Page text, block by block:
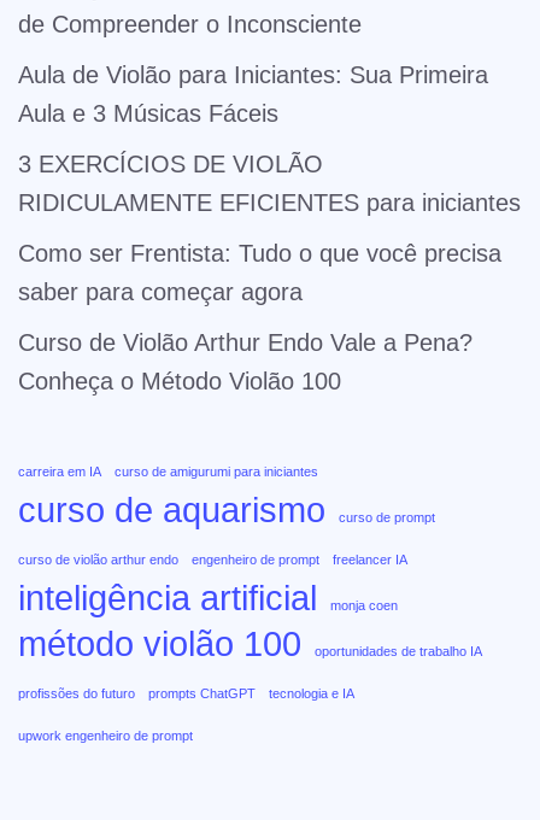
de Compreender o Inconsciente
Aula de Violão para Iniciantes: Sua Primeira
Aula e 3 Músicas Fáceis
3 EXERCÍCIOS DE VIOLÃO
RIDICULAMENTE EFICIENTES para iniciantes
Como ser Frentista: Tudo o que você precisa
saber para começar agora
Curso de Violão Arthur Endo Vale a Pena?
Conheça o Método Violão 100
carreira em IA curso de amigurumi para iniciantes
curso de aquarismo curso de prompt
curso de violão arthur endo engenheiro de prompt freelancer IA
inteligência artificial monja coen
método violão 100 oportunidades de trabalho IA
profissões do futuro prompts ChatGPT tecnologia e IA
upwork engenheiro de prompt